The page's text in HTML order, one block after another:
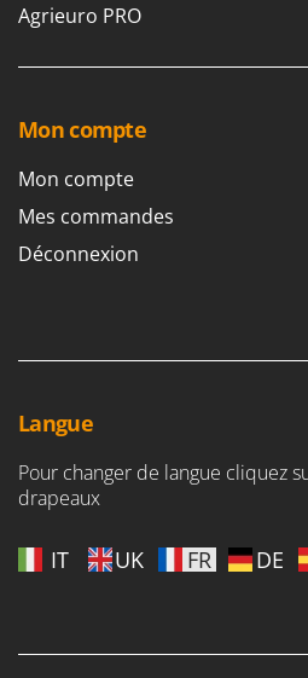
Agrieuro PRO
Mon compte
Mon compte
Mes commandes
Déconnexion
Langue
Pour changer de langue cliquez
drapeaux
IT UK FR DE